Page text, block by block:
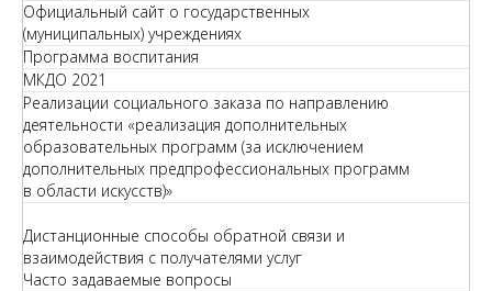
Официальный сайт о государственных
(муниципальных) учреждениях
Программа воспитания
МКДО 2021
Реализации социального заказа по направлению
деятельности «реализация дополнительных
образовательных программ (за исключением
дополнительных предпрофессиональных программ
в области искусств)»
Дистанционные способы обратной связи и
взаимодействия с получателями услуг
Часто задаваемые вопросы